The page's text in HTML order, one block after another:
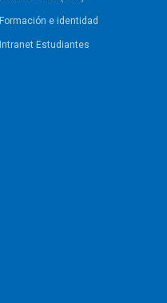
Formación e identidad
Intranet Estudiantes